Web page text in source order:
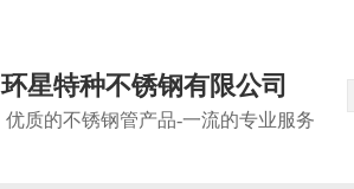
环星特种不锈钢有限公司
优质的不锈钢管产品-一流的专业服务